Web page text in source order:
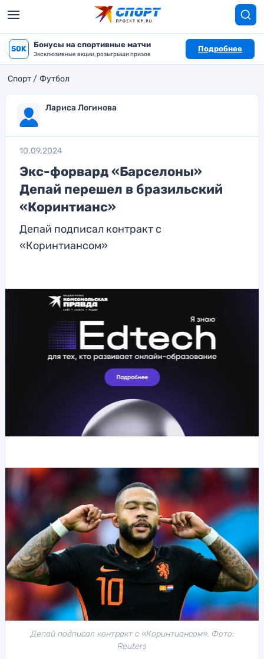
50K Бонусы на спортивные матчи
Эксклюзивные акции, розыгрыши призов
Подробнее
Спорт Футбол
Лариса Логинова
10.09.2024
Экс-форвард «Барселоны»
Депай перешел в бразильский
«Коринтианс»
Депай подписал контракт с
«Коринтиансом»
Депай подписал контракт с «Коринтиансом». Фото:
Reuters